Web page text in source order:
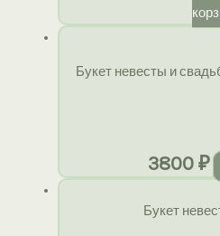
Букет невесты и
3800₽
Букет